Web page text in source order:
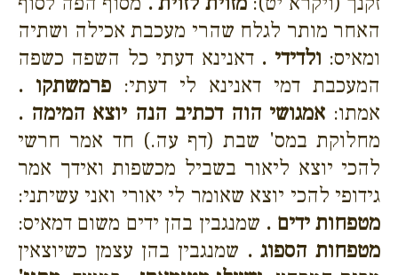
האחר מותר לגלח שהרי מעכבת אכילה ושתיה
ומאיס: ולדידי . דאנינא דעתי כל השפה כשפה
המעכבת דמי דאנינא לי דעתי: פרמשתקו .
אמתו: אמגושי הוה דכתיב הנה יוצא המימה .
מחלוקת במס' שבת (דף עה.) חד אמר חרשי
להכי יוצא ליאור בשביל מכשפות ואידך אמר
גידופי להכי יוצא שאומר לי יאורי ואני עשיתני:
מטפחות ידים . שמנגבין בהן ידים משום דמאיס:
מטפחות הספוג . שמנגבין בהן עצמן כשיוצאין